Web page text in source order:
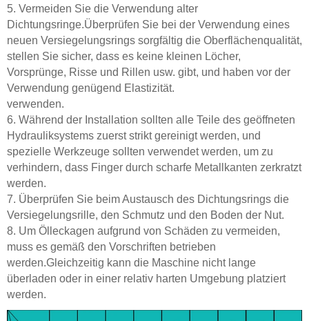
5. Vermeiden Sie die Verwendung alter
Dichtungsringe.Überprüfen Sie bei der Verwendung eines
neuen Versiegelungsrings sorgfältig die Oberflächenqualität,
stellen Sie sicher, dass es keine kleinen Löcher,
Vorsprünge, Risse und Rillen usw. gibt, und haben vor der
Verwendung genügend Elastizität.
verwenden.
6. Während der Installation sollten alle Teile des geöffneten
Hydrauliksystems zuerst strikt gereinigt werden, und
spezielle Werkzeuge sollten verwendet werden, um zu
verhindern, dass Finger durch scharfe Metallkanten zerkratzt
werden.
7. Überprüfen Sie beim Austausch des Dichtungsrings die
Versiegelungsrille, den Schmutz und den Boden der Nut.
8. Um Ölleckagen aufgrund von Schäden zu vermeiden,
muss es gemäß den Vorschriften betrieben
werden.Gleichzeitig kann die Maschine nicht lange
überladen oder in einer relativ harten Umgebung platziert
werden.